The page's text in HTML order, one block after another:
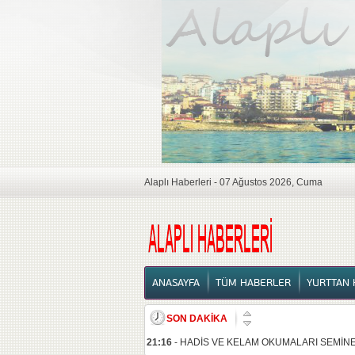
Alaplı Haberleri - 07 Ağustos 2026, Cuma
ANASAYFA
ANASAYFA TÜM HABERLER YURTTAN
SON DAKİKA
21:16 - HADİS VE KELAM OKUMALARI